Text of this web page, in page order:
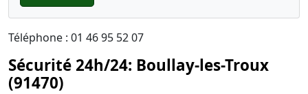
Téléphone : 01 46 95 52 07
Sécurité 24h/24: Boullay-les-Troux
(91470)